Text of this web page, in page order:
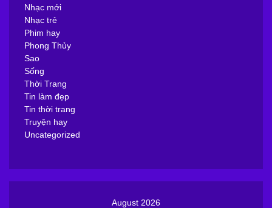
Nhạc mới
Nhạc trẻ
Phim hay
Phong Thủy
Sao
Sống
Thời Trang
Tin làm đẹp
Tin thời trang
Truyện hay
Uncategorized
August 2026